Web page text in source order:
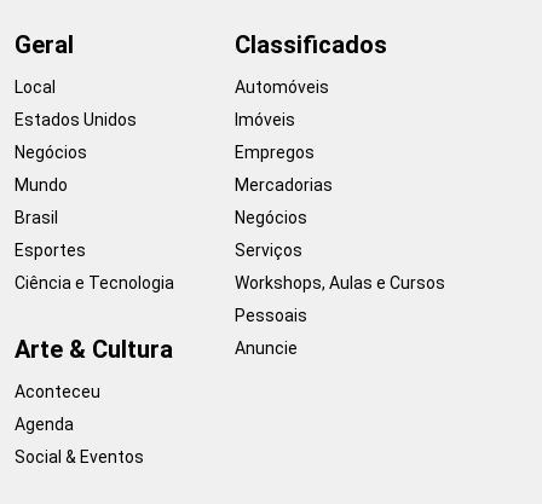
Geral
Local
Estados Unidos
Negócios
Mundo
Brasil
Esportes
Ciência e Tecnologia
Arte & Cultura
Aconteceu
Agenda
Social & Eventos
Classificados
Automóveis
Imóveis
Empregos
Mercadorias
Negócios
Serviços
Workshops, Aulas e Cursos
Pessoais
Anuncie